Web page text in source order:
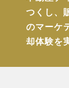
つくし、
のマーケ
却体験を